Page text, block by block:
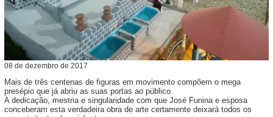
08 de dezembro de 2017
Mais de três centenas de figuras em movimento compõem o mega
presépio que já abriu as suas portas ao público.
A dedicação, mestria e singularidade com que José Funina e esposa
conceberam esta verdadeira obra de arte certamente deixará todos os